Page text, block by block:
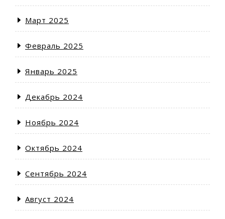
Март 2025
Февраль 2025
Январь 2025
Декабрь 2024
Ноябрь 2024
Октябрь 2024
Сентябрь 2024
Август 2024